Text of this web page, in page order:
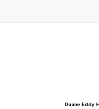
Duane Eddy